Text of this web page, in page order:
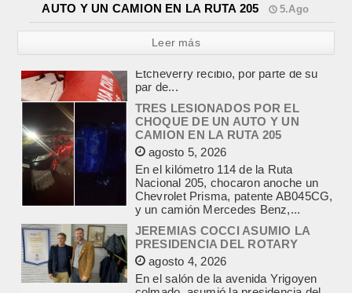
AUTO Y UN CAMION EN LA RUTA 205
5.Ago
Leer más
TRES LESIONADOS POR EL
CHOQUE DE UN AUTO Y UN
CAMION EN LA RUTA 205
agosto 5, 2026
En el kilómetro 114 de la Ruta
Nacional 205, chocaron anoche un
Chevrolet Prisma, patente AB045CG,
y un camión Mercedes Benz,...
JEREMIAS COCCI ASUMIO LA
PRESIDENCIA DEL ROTARY
En el salón de la avenida Yrigoyen
colmado, asumió la presidencia del
Rotary Club de Lobos Jeremías
Cocci, para el...